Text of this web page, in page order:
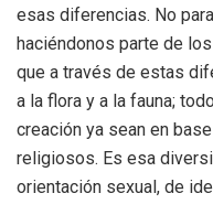
esas diferencias. No
haciéndonos parte de
que a través de estas
a la flora y a la fauna;
creación ya sean en
religiosos. Es esa
orientación sexual, de